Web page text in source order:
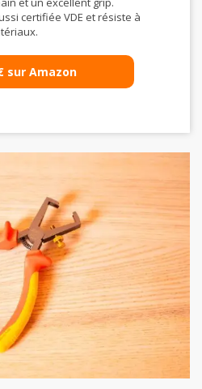
certifiée VDE et résiste à
sur Amazon